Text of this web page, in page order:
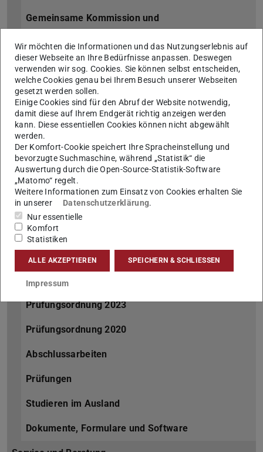
Gemeinsame Kommission und
Fachschaft
Kontakt
Für Studieninteressierte
Übersicht
Studiengang
Bewerbung
FAQ
Perspektiven
Für Studierende
Übersicht
Prüfungsordnung 2023
Prüfungsordnung 2020
Abschlussarbeiten
Prüfungen
Studieren im Ausland
Dokumente, Formulare und Software
Wir möchten die Informationen und das Nutzungserlebnis auf
dieser Webseite an Ihre Bedürfnisse anpassen. Deswegen
verwenden wir sog. Cookies. Sie können selbst entscheiden,
welche Cookies genau bei Ihrem Besuch unserer Webseiten
gesetzt werden sollen.
Einige Cookies sind für den Abruf der Website notwendig,
damit diese auf Ihrem Endgerät richtig anzeigen werden
kann. Diese essentiellen Cookies können nicht abgewählt
werden.
Der Komfort-Cookie speichert Ihre Spracheinstellung und
bevorzugte Suchmaschine, während „Statistik“ die
Auswertung durch die Open-Source-Statistik-Software
„Matomo“ regelt.
Weitere Informationen zum Einsatz von Cookies erhalten Sie
in unserer
Datenschutzerklärung.
Nur essentielle
Komfort
Statistiken
ALLE AKZEPTIEREN SPEICHERN & SCHLIESSEN
Impressum